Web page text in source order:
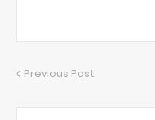
Previous Post